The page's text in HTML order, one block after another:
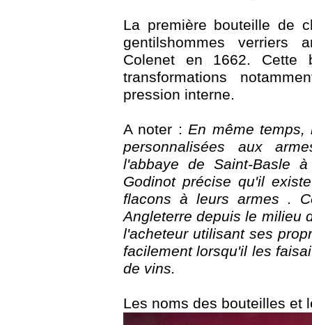
La première bouteille de
gentilshommes verriers
Colenet en 1662. Cette
transformations
pression interne.
A noter :En même temps,
personnalisées aux
l'abbaye de Saint-Basle
Godinot précise qu'il
flacons à leurs armes .
Angleterre depuis le milieu
l'acheteur utilisant ses
facilement lorsqu'il les
de vins.
Les noms des bouteilles et